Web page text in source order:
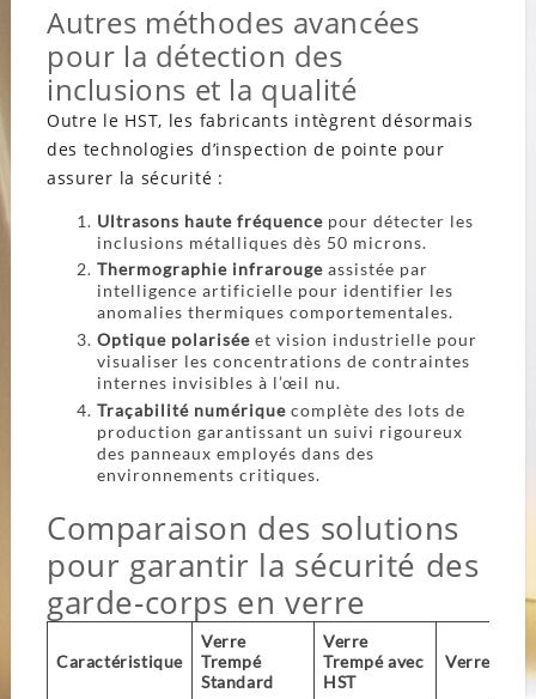
Autres méthodes avancées
pour la détection des
inclusions et la qualité
Outre le HST, les fabricants intègrent désormais
des technologies d’inspection de pointe pour
assurer la sécurité :
Ultrasons haute fréquencepour détecter les
inclusions métalliques dès 50 microns.
Thermographie infrarougeassistée par
intelligence artificielle pour identifier les
anomalies thermiques comportementales.
Optique polariséeet vision industrielle pour
visualiser les concentrations de contraintes
internes invisibles à l’œil nu.
Traçabilité numériquecomplète des lots de
production garantissant un suivi rigoureux
des panneaux employés dans des
environnements critiques.
Comparaison des solutions
pour garantir la sécurité des
garde-corps en verre
Caractéristique
Verre
Trempé
Standard
Verre
Trempé avec
HST
Verre